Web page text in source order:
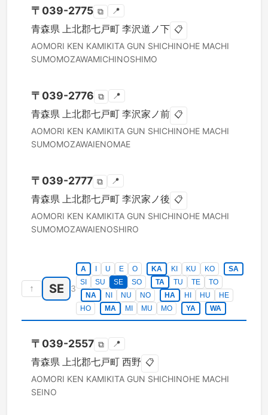
〒 039-2775 ⧉ 📍
青森県 上北郡七戸町 李沢道ノ下 📋
AOMORI KEN KAMIKITA GUN SHICHINOHE MACHI
SUMOMOZAWAMICHINOSHIMO
〒 039-2776 ⧉ 📍
青森県 上北郡七戸町 李沢家ノ前 📋
AOMORI KEN KAMIKITA GUN SHICHINOHE MACHI
SUMOMOZAWAIENOMAE
〒 039-2777 ⧉ 📍
青森県 上北郡七戸町 李沢家ノ後 📋
AOMORI KEN KAMIKITA GUN SHICHINOHE MACHI
SUMOMOZAWAIENOSHIRO
↑ SE 3
A U E O KA KI KU KO
SA
SI
SU SE SO TA TU TE
TO
NA
NI NU NO HA HI HU
HE
HO
MA MI MU MO YA WA
〒 039-2557 ⧉ 📍
青森県 上北郡七戸町 西野 📋
AOMORI KEN KAMIKITA GUN SHICHINOHE MACHI
SEINO